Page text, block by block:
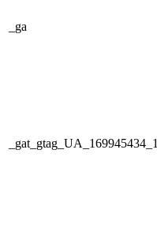
_ga
_gat_gtag_UA_169945434_1